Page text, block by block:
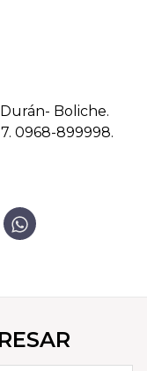
Boliche.
0968-899998.